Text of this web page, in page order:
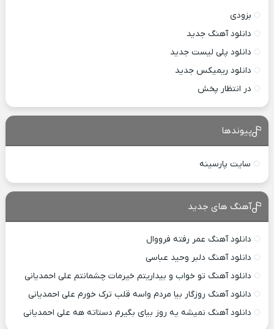
بزودی
دانلود آهنگ جدید
دانلود پلی لیست جدید
دانلود ریمیکس جدید
در انتظار پخش
پیوندها
سایت پارسینه
آهنگ های جدید
دانلود آهنگ عمر رفته فرووال
دانلود آهنگ دلبر وحید عباسی
دانلود آهنگ تو خواب و بیداریتم خیرمات چشمانتم علی احمدیانی
دانلود آهنگ روزگار بیا مردم واسه قلب ترک خورم علی احمدیانی
دانلود آهنگ نمیشه یه روز بیای بگیرم دستاته هه علی احمدیانی